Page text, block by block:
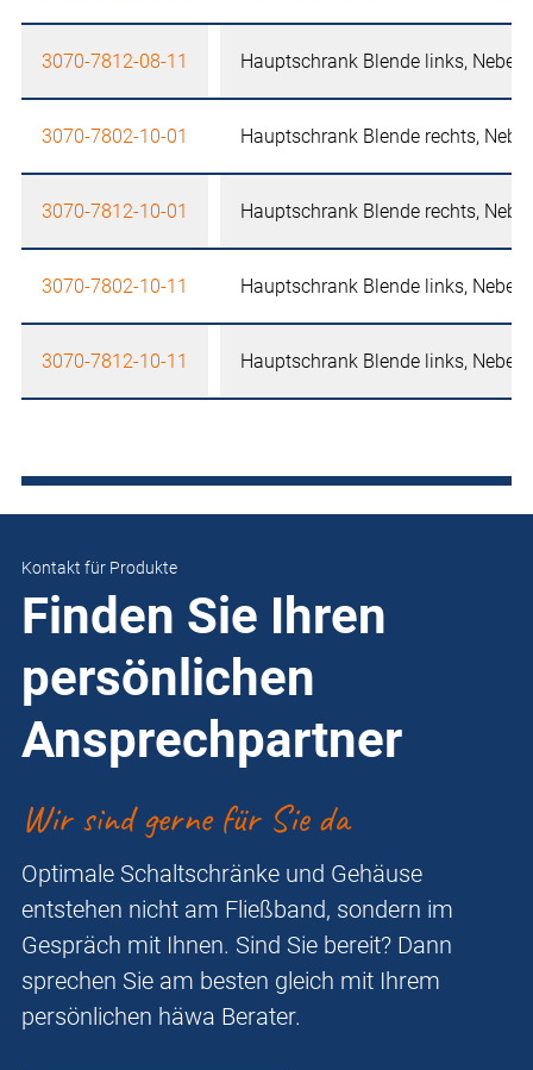
3070-7812-08-11 Hauptschrank Blende links,
3070-7802-10-01 Hauptschrank Blende rechts,
3070-7812-10-01 Hauptschrank Blende rechts,
3070-7802-10-11 Hauptschrank Blende links,
3070-7812-10-11 Hauptschrank Blende links,
Kontakt für Produkte
Finden Sie Ihren
persönlichen
Ansprechpartner
Wir sind gerne für Sie da
Optimale Schaltschränke und Gehäuse
entstehen nicht am Fließband, sondern im
Gespräch mit Ihnen. Sind Sie bereit? Dann
sprechen Sie am besten gleich mit Ihrem
persönlichen häwa Berater.